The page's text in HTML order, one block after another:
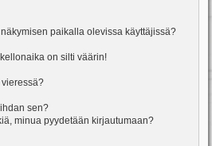
paikalla olevissa käyttäjissä?
on silti väärin!
sen?
minua pyydetään kirjautumaan?